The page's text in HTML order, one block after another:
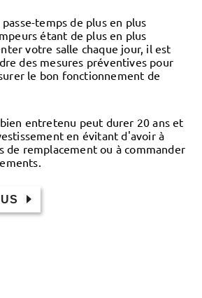
temps de plus en plus
étant de plus en plus
votre salle chaque jour, il est
des mesures préventives pour
le bon fonctionnement de
entretenu peut durer 20 ans et
en évitant d'avoir à
de remplacement ou à commander